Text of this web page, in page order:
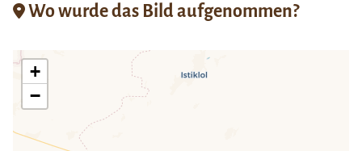
Wo wurde das Bild aufgenommen?
+
−